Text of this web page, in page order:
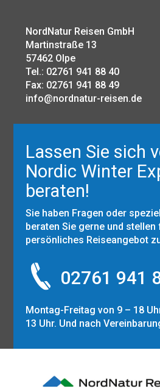
NordNatur Reisen GmbH
Martinstraße 13
57462 Olpe
Tel.: 02761 941 88 40
Fax: 02761 941 88 49
info@nordnatur-reisen.de
Lassen Sie sich
Nordic Winter
beraten!
Sie haben Fragen oder
beraten Sie gerne und stellen
persönliches Reiseangebot
02761 941
Montag-Freitag von 9 – 18
13 Uhr. Und nach